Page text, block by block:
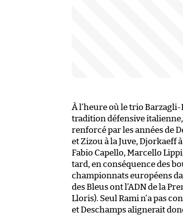
À l’heure où le trio
tradition défensive italienne,
renforcé par les années de
et Zizou à la Juve, Djorkaeff
Fabio Capello, Marcello
tard, en conséquence des
championnats européens
des Bleus ont l’ADN de la
Lloris). Seul Rami n’a pas
et Deschamps alignerait